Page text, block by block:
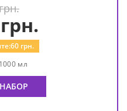
грн.
60грн.
мл